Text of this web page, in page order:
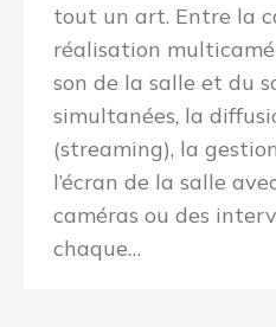
tout un art. Entre la
réalisation
son de la salle et du
simultanées, la
(streaming), la
l’écran de la salle
caméras ou des
chaque…